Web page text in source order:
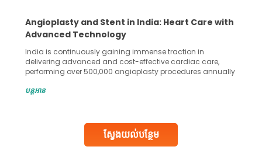
ស្វែងយល់បន្ថែម
Angioplasty and Stent in India: Heart Care with
Advanced Technology
India is continuously gaining immense traction in
delivering advanced and cost-effective cardiac care,
performing over 500,000 angioplasty procedures annually
globe are searching for treatments like angioplasty and
Studies, such as one published
បន្តអាន